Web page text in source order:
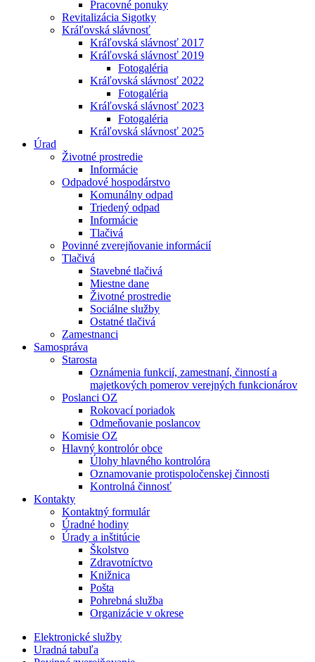
Pracovné ponuky
Revitalizácia Sigotky
Kráľovská slávnosť
Kráľovská slávnosť 2017
Kráľovská slávnosť 2019
Fotogaléria
Kráľovská slávnosť 2022
Fotogaléria
Kráľovská slávnosť 2023
Fotogaléria
Kráľovská slávnosť 2025
Úrad
Životné prostredie
Informácie
Odpadové hospodárstvo
Komunálny odpad
Triedený odpad
Informácie
Tlačivá
Povinné zverejňovanie informácií
Tlačivá
Stavebné tlačivá
Miestne dane
Životné prostredie
Sociálne služby
Ostatné tlačivá
Zamestnanci
Samospráva
Starosta
Oznámenia funkcií, zamestnaní, činností a
majetkových pomerov verejných funkcionárov
Poslanci OZ
Rokovací poriadok
Odmeňovanie poslancov
Komisie OZ
Hlavný kontrolór obce
Úlohy hlavného kontrolóra
Oznamovanie protispoločenskej činnosti
Kontrolná činnosť
Kontakty
Kontaktný formulár
Úradné hodiny
Úrady a inštitúcie
Školstvo
Zdravotníctvo
Knižnica
Pošta
Pohrebná služba
Organizácie v okrese
Elektronické služby
Uradná tabuľa